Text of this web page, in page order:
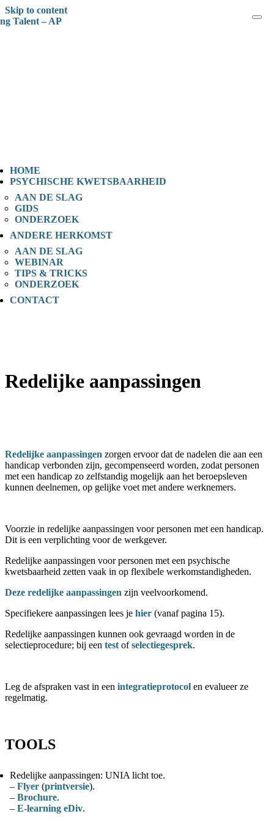
Skip to content
Spotting Talent – AP
HOME
PSYCHISCHE KWETSBAARHEID
AAN DE SLAG
GIDS
ONDERZOEK
ANDERE HERKOMST
AAN DE SLAG
WEBINAR
TIPS & TRICKS
ONDERZOEK
CONTACT
Redelijke aanpassingen
Redelijke aanpassingen zorgen ervoor dat de nadelen die aan een
handicap verbonden zijn, gecompenseerd worden, zodat personen
met een handicap zo zelfstandig mogelijk aan het beroepsleven
kunnen deelnemen, op gelijke voet met andere werknemers.
Voorzie in redelijke aanpassingen voor personen met een handicap.
Dit is een verplichting voor de werkgever.
Redelijke aanpassingen voor personen met een psychische
kwetsbaarheid zetten vaak in op flexibele werkomstandigheden.
Deze redelijke aanpassingen zijn veelvoorkomend.
Specifiekere aanpassingen lees je hier (vanaf pagina 15).
Redelijke aanpassingen kunnen ook gevraagd worden in de
selectieprocedure; bij een test ofselectiegesprek.
Leg de afspraken vast in een integratieprotocol en evalueer ze
regelmatig.
TOOLS
Redelijke aanpassingen: UNIA licht toe.
– Flyer (printversie).
– Brochure.
– E-learning eDiv.